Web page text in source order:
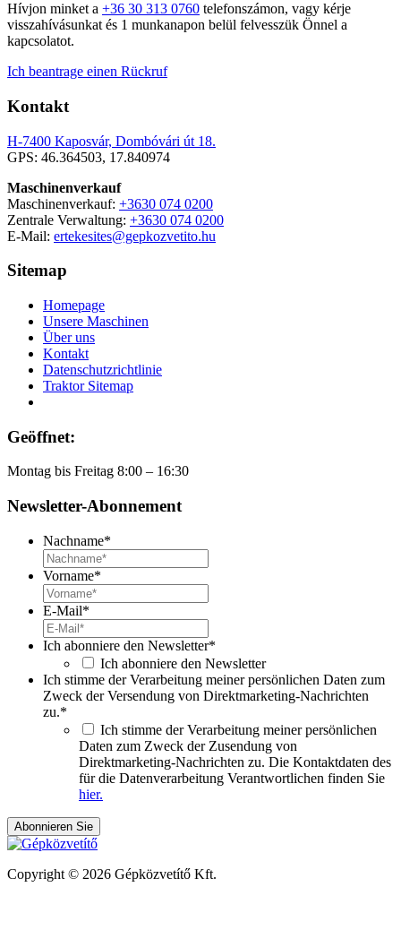
Hívjon minket a +36 30 313 0760 telefonszámon, vagy kérje
visszahívásunkat és 1 munkanapon belül felvesszük Önnel a
kapcsolatot.
Ich beantrage einen Rückruf
Kontakt
H-7400 Kaposvár, Dombóvári út 18.
GPS: 46.364503, 17.840974
Maschinenverkauf
Maschinenverkauf: +3630 074 0200
Zentrale Verwaltung: +3630 074 0200
E-Mail: ertekesites@gepkozvetito.hu
Sitemap
Homepage
Unsere Maschinen
Über uns
Kontakt
Datenschutzrichtlinie
Traktor Sitemap
Geöffnet:
Montag bis Freitag 8:00 – 16:30
Newsletter-Abonnement
Nachname*
Vorname*
E-Mail*
Ich abonniere den Newsletter*
Ich abonniere den Newsletter
Ich stimme der Verarbeitung meiner persönlichen Daten zum
Zweck der Versendung von Direktmarketing-Nachrichten
zu.*
Ich stimme der Verarbeitung meiner persönlichen
Daten zum Zweck der Zusendung von
Direktmarketing-Nachrichten zu. Die Kontaktdaten des
für die Datenverarbeitung Verantwortlichen finden Sie
hier.
Copyright © 2026 Gépközvetítő Kft.